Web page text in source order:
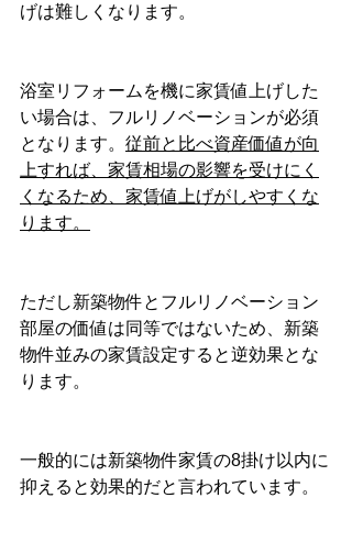
げは難しくなります。
浴室リフォームを機に家賃値上げした
い場合は、フルリノベーションが必須
となります。 従前と比べ資産価値が向
上すれば、家賃相場の影響を受けにく
くなるため、家賃値上げがしやすくな
ります。
ただし新築物件とフルリノベーション
部屋の価値は同等ではないため、新築
物件並みの家賃設定すると逆効果とな
ります。
一般的には新築物件家賃の8掛け以内に
抑えると効果的だと言われています。